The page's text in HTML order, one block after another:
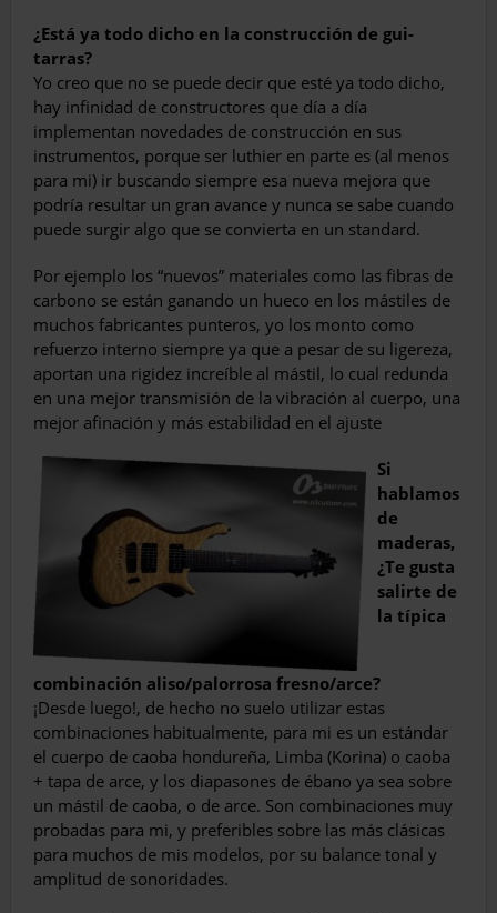
¿Está ya todo dicho en la construcción de gui­
tarras?
Yo creo que no se puede decir que esté ya todo dicho,
hay infinidad de constructores que día a día
implementan novedades de construc­ción en sus
instrumentos, porque ser luthier en parte es (al menos
para mi) ir buscando siempre esa nueva mejora que
podría resultar un gran avance y nunca se sabe cuando
puede surgir algo que se convierta en un standard.
Por ejemplo los “nuevos” materiales como las fibras de
carbono se están ganando un hueco en los mástiles de
muchos fabricantes punte­ros, yo los monto como
refuerzo interno siem­pre ya que a pesar de su ligereza,
aportan una rigidez increíble al mástil, lo cual redunda
en una mejor transmisión de la vibración al cuer­po, una
mejor afinación y más estabilidad en el ajuste
Si
hablamos
de
maderas,
¿Te gusta
salirte de
la típica
combinación aliso/palorrosa fresno/arce?
¡Desde luego!, de hecho no suelo utilizar estas
combinaciones habitualmente, para mi es un estándar
el cuerpo de caoba hondure­ña, Limba (Korina) o caoba
+ tapa de arce, y los diapasones de ébano ya sea sobre
un mástil de caoba, o de arce. Son combinaciones muy
probadas para mi, y preferibles sobre las más clásicas
para muchos de mis modelos, por su balance tonal y
amplitud de sonoridades.